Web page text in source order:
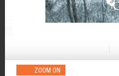
ZOOM ON